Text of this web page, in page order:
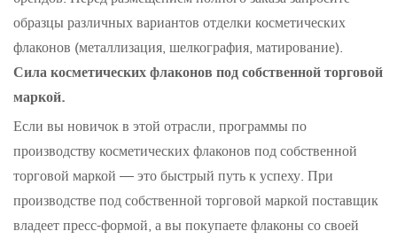
образцы различных вариантов отделки косметических
флаконов (металлизация, шелкография, матирование).
Сила косметических флаконов под собственной торговой
маркой.
Если вы новичок в этой отрасли, программы по
производству косметических флаконов под собственной
торговой маркой — это быстрый путь к успеху. При
производстве под собственной торговой маркой поставщик
владеет пресс-формой, а вы покупаете флаконы со своей